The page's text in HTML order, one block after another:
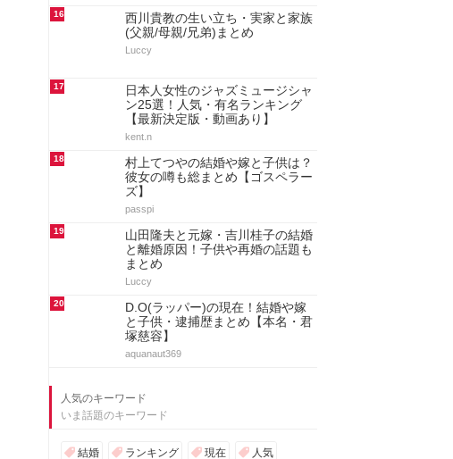
16
西川貴教の生い立ち・実家と家族
(父親/母親/兄弟)まとめ
Luccy
17
日本人女性のジャズミュージシャ
ン25選！人気・有名ランキング
【最新決定版・動画あり】
kent.n
18
村上てつやの結婚や嫁と子供は？
彼女の噂も総まとめ【ゴスペラー
ズ】
passpi
19
山田隆夫と元嫁・吉川桂子の結婚
と離婚原因！子供や再婚の話題も
まとめ
Luccy
20
D.O(ラッパー)の現在！結婚や嫁
と子供・逮捕歴まとめ【本名・君
塚慈容】
aquanaut369
人気のキーワード
いま話題のキーワード
結婚 ランキング 現在 人気